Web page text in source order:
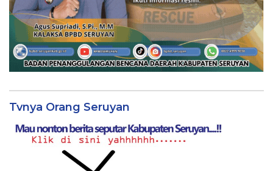
Tvnya Orang Seruyan